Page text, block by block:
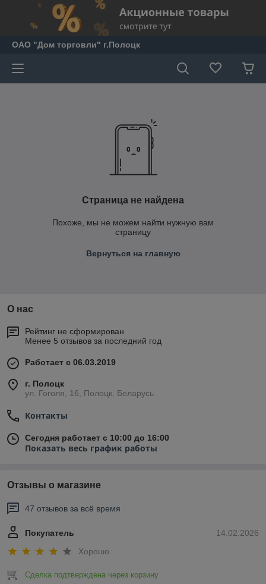
ОАО "Дом торговли" г.Полоцк
Страница не найдена
Похоже, мы не можем найти нужную вам
страницу
Вернуться на главную
О нас
Рейтинг не сформирован
Менее 5 отзывов за последний год
Работает с 06.03.2019
г. Полоцк
ул. Гоголя, 16, Полоцк, Беларусь
Контакты
Сегодня работает с 10:00 до 16:00
Показать весь график работы
Отзывы о магазине
47 отзывов за всё время
14.02.2026
Покупатель
Хорошо
Сделка подтверждена через корзину